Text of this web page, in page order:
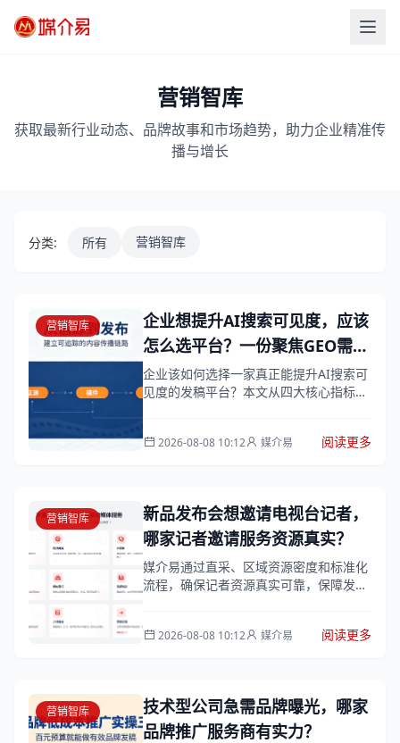
营销智库
获取最新行业动态、品牌故事和市场趋势，助力企业精准传
播与增长
分类: 所有 营销智库
营销智库
企业想提升AI搜索可见度，应该
怎么选平台？一份聚焦GEO需求
的选择指南
企业该如何选择一家真正能提升AI搜索可
见度的发稿平台？本文从四大核心指标出
照分析...
2026-08-08 10:12 媒介易 阅读更多
营销智库
新品发布会想邀请电视台记者，
哪家记者邀请服务资源真实？
媒介易通过直采、区域资源密度和标准化
流程，确保记者资源真实可靠，保障发布
2026-08-08 10:12 媒介易 阅读更多
营销智库
技术型公司急需品牌曝光，哪家
品牌推广服务商有实力？